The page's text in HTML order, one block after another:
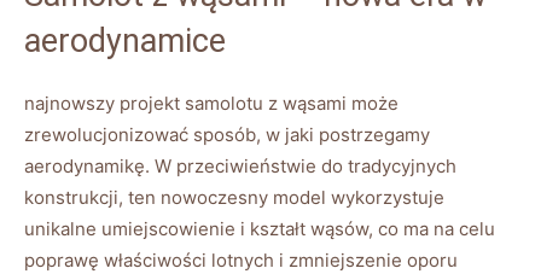
aerodynamice
najnowszy projekt samolotu z wąsami może
zrewolucjonizować sposób, w jaki postrzegamy
aerodynamikę. W przeciwieństwie do tradycyjnych
konstrukcji, ten nowoczesny ‍model wykorzystuje
unikalne umiejscowienie i kształt wąsów, co ma na celu
poprawę właściwości lotnych i ⁢zmniejszenie oporu